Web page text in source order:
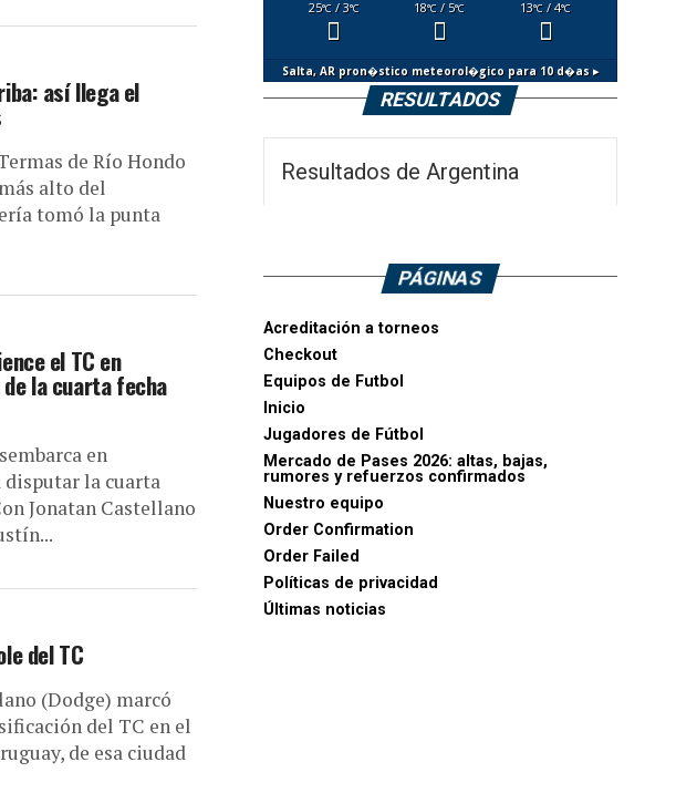
así llega el
de Río Hondo
alto del
tomó la punta
el TC en
la cuarta fecha
en
disputar la cuarta
Jonatan Castellano
del TC
(Dodge) marcó
del TC en el
de esa ciudad
25°C/ 3°C 18°C / 5°C 13°C / 4°C
Salta, AR pron�stico meteorol�gico para 10 d�as ▸
RESULTADOS
Resultados de Argentina
PÁGINAS
Acreditación a torneos
Checkout
Equipos de Futbol
Inicio
Jugadores de Fútbol
Mercado de Pases 2026: altas, bajas,
rumores y refuerzos confirmados
Nuestro equipo
Order Confirmation
Order Failed
Políticas de privacidad
Últimas noticias